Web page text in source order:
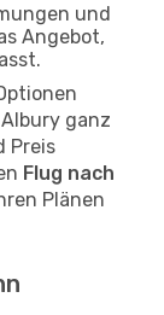
und
Angebot,
ganz
Preis
Flug nach
Plänen